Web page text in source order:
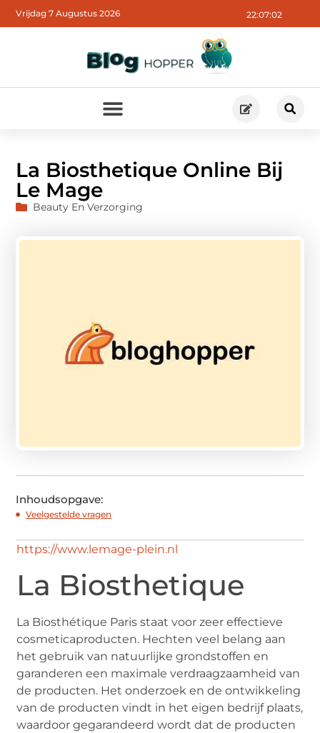
22:07:03
Vrijdag 7 Augustus 2026
La Biosthetique Online Bij
Le Mage
Beauty En Verzorging
Inhoudsopgave:
Veelgestelde vragen
https://www.lemage-plein.nl
La Biosthetique
La Biosthétique Paris staat voor zeer effectieve
cosmeticaproducten. Hechten veel belang aan
het gebruik van natuurlijke grondstoffen en
garanderen een maximale verdraagzaamheid van
de producten. Het onderzoek en de ontwikkeling
van de producten vindt in het eigen bedrijf plaats,
waardoor gegarandeerd wordt dat de producten